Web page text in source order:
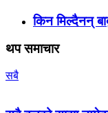
किन मिल्दैनन्
थप समाचार
सबै